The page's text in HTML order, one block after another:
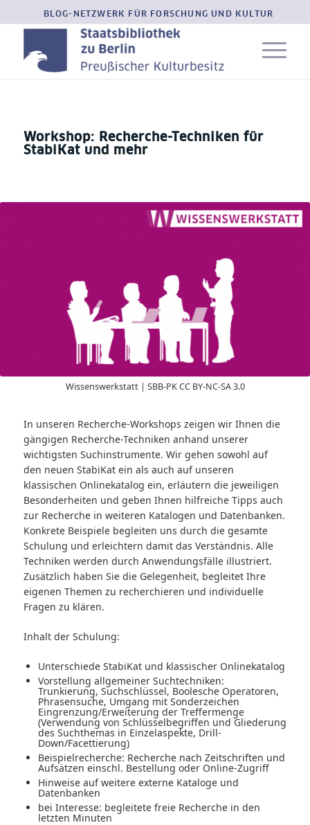
BLOG-NETZWERK FÜR FORSCHUNG UND KULTUR
Workshop: Recherche-Techniken für
StabiKat und mehr
Wissenswerkstatt | SBB-PK CC BY-NC-SA 3.0
In unseren Recherche-Workshops zeigen wir Ihnen die
gängigen Recherche-Techniken anhand unserer
wichtigsten Suchinstrumente. Wir gehen sowohl auf
den neuen StabiKat ein als auch auf unseren
klassischen Onlinekatalog ein, erläutern die jeweiligen
Besonderheiten und geben Ihnen hilfreiche Tipps auch
zur Recherche in weiteren Katalogen und Datenbanken.
Konkrete Beispiele begleiten uns durch die gesamte
Schulung und erleichtern damit das Verständnis. Alle
Techniken werden durch Anwendungsfälle illustriert.
Zusätzlich haben Sie die Gelegenheit, begleitet Ihre
eigenen Themen zu recherchieren und individuelle
Fragen zu klären.
Inhalt der Schulung:
Unterschiede StabiKat und klassischer Onlinekatalog
Vorstellung allgemeiner Suchtechniken:
Trunkierung, Suchschlüssel, Boolesche Operatoren,
Phrasensuche, Umgang mit Sonderzeichen
Eingrenzung/Erweiterung der Treffermenge
(Verwendung von Schlüsselbegriffen und Gliederung
des Suchthemas in Einzelaspekte, Drill-
Down/Facettierung)
Beispielrecherche: Recherche nach Zeitschriften und
Aufsätzen einschl. Bestellung oder Online-Zugriff
Hinweise auf weitere externe Kataloge und
Datenbanken
bei Interesse: begleitete freie Recherche in den
letzten Minuten